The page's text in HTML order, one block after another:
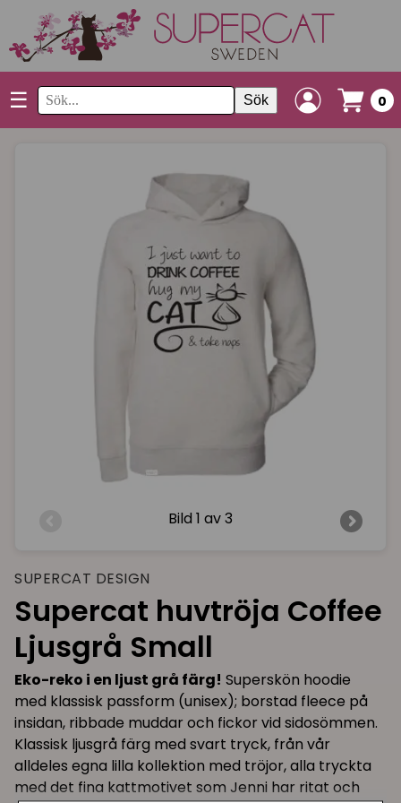
☰ Sök 0
Bild 1 av 3
SUPERCAT DESIGN
Supercat huvtröja Coffee
Ljusgrå Small
Eko-reko i en ljust grå färg! Superskön hoodie
med klassisk passform (unisex); borstad fleece på
insidan, ribbade muddar och fickor vid sidosömmen.
Klassisk ljusgrå färg med svart tryck, från vår
alldeles egna lilla kollektion med tröjor, alla tryckta
med det fina kattmotivet som Jenni har ritat och